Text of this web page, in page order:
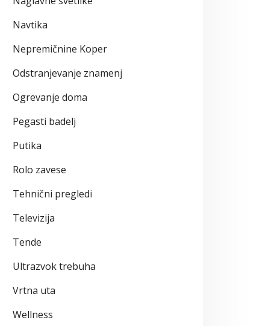
Navtika
Nepremičnine Koper
Odstranjevanje znamenj
Ogrevanje doma
Pegasti badelj
Putika
Rolo zavese
Tehnični pregledi
Televizija
Tende
Ultrazvok trebuha
Vrtna uta
Wellness